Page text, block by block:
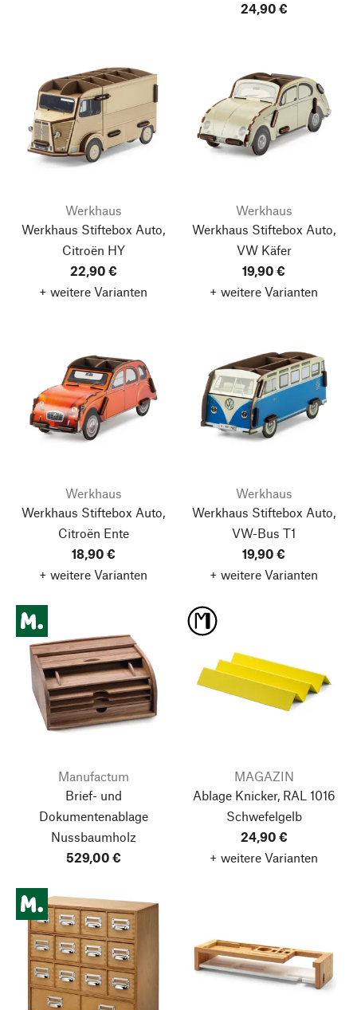
24,90 €
Werkhaus
Werkhaus Stiftebox Auto,
Citroën HY
22,90 €
+ weitere Varianten
Werkhaus
Werkhaus Stiftebox Auto,
VW Käfer
19,90 €
+ weitere Varianten
Werkhaus
Werkhaus Stiftebox Auto,
Citroën Ente
18,90 €
+ weitere Varianten
Werkhaus
Werkhaus Stiftebox Auto,
VW-Bus T1
19,90 €
+ weitere Varianten
Manufactum
Brief- und
Dokumentenablage
Nussbaumholz
529,00 €
MAGAZIN
Ablage Knicker, RAL 1016
Schwefelgelb
24,90 €
+ weitere Varianten